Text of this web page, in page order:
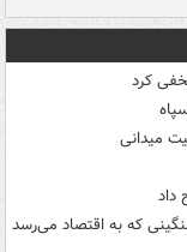
کرد
میدانی
داد
که به اقتصاد می‌رسد